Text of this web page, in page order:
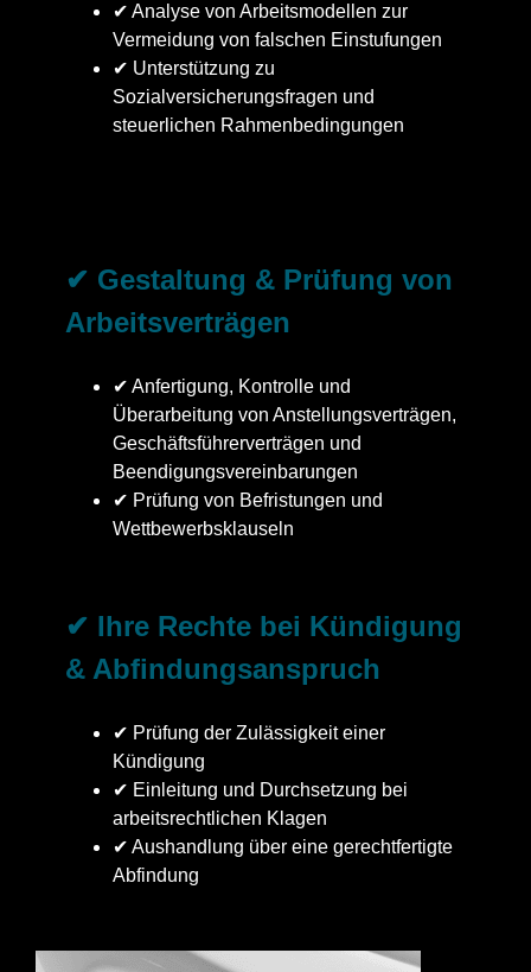
✔ Analyse von Arbeitsmodellen zur
Vermeidung von falschen Einstufungen
✔ Unterstützung zu
Sozialversicherungsfragen und
steuerlichen Rahmenbedingungen
✔ Gestaltung & Prüfung von
Arbeitsverträgen
✔ Anfertigung, Kontrolle und
Überarbeitung von Anstellungsverträgen,
Geschäftsführerverträgen und
Beendigungsvereinbarungen
✔ Prüfung von Befristungen und
Wettbewerbsklauseln
✔ Ihre Rechte bei Kündigung
& Abfindungsanspruch
✔ Prüfung der Zulässigkeit einer
Kündigung
✔ Einleitung und Durchsetzung bei
arbeitsrechtlichen Klagen
✔ Aushandlung über eine gerechtfertigte
Abfindung